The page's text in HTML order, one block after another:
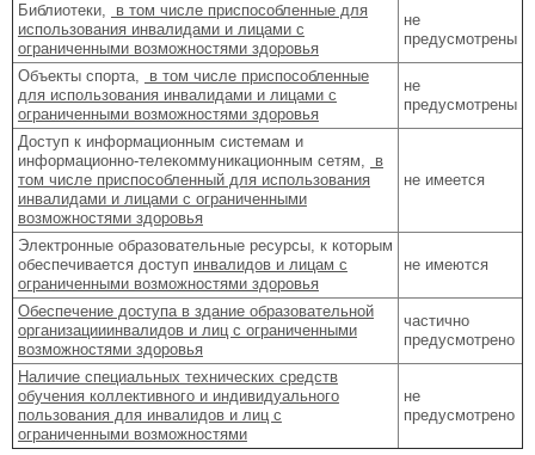
Библиотеки,
в том числе приспособленные для
использования инвалидами и лицами с
ограниченными возможностями здоровья
не
предусмотрены
Объекты спорта,
в том числе приспособленные
для использования инвалидами и лицами с
ограниченными возможностями здоровья
не
предусмотрены
Доступ к информационным системам и
информационно-телекоммуникационным сетям,
в
том числе приспособленный для использования
инвалидами и лицами с ограниченными
возможностями здоровья
не имеется
Электронные образовательные ресурсы, к которым
обеспечивается доступ инвалидов и лицам с
ограниченными возможностями здоровья
не имеются
Обеспечение доступа в здание образовательной
организацииинвалидов и лиц с ограниченными
возможностями здоровья
частично
предусмотрено
Наличие специальных технических средств
обучения коллективного и индивидуального
пользования для инвалидов и лиц с
ограниченными возможностями
не
предусмотрено